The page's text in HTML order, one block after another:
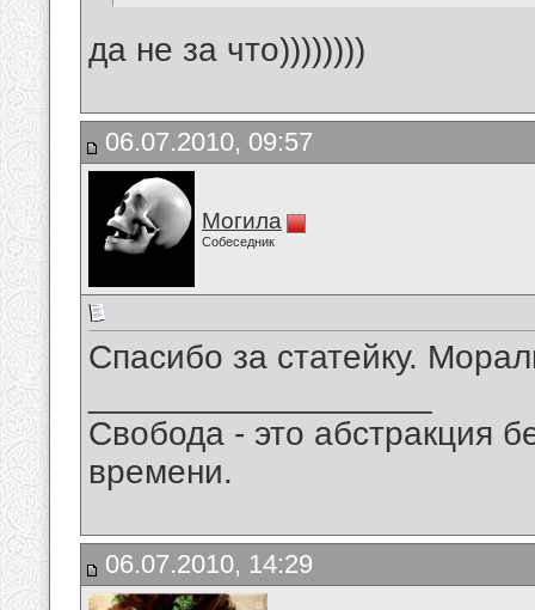
да не за что))))))))
06.07.2010, 09:57
Могила
Собеседник
Спасибо за статейку.
Свобода - это абстракция
времени.
06.07.2010, 14:29